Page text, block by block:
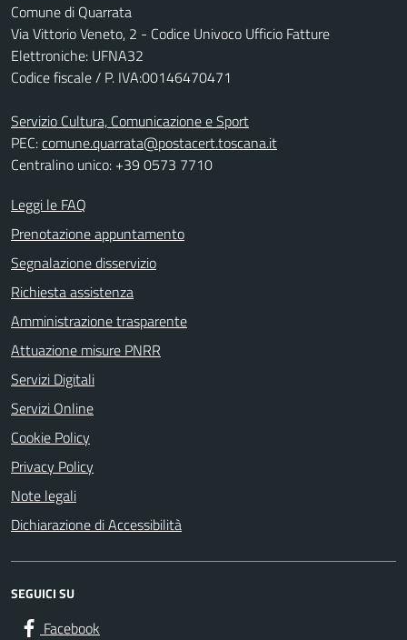
Comune di Quarrata
Via Vittorio Veneto, 2 - Codice Univoco Ufficio Fatture
Elettroniche: UFNA32
Codice fiscale / P. IVA:00146470471
Servizio Cultura, Comunicazione e Sport
PEC:comune.quarrata@postacert.toscana.it
Centralino unico: +39 0573 7710
Leggi le FAQ
Prenotazione appuntamento
Segnalazione disservizio
Richiesta assistenza
Amministrazione trasparente
Attuazione misure PNRR
Servizi Digitali
Servizi Online
Cookie Policy
Privacy Policy
Note legali
Dichiarazione di Accessibilità
SEGUICI SU
Facebook